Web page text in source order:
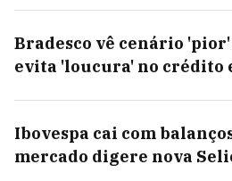
Bradesco vê cenário 'pior'
evita 'loucura' no crédito
Ibovespa cai com
mercado digere nova